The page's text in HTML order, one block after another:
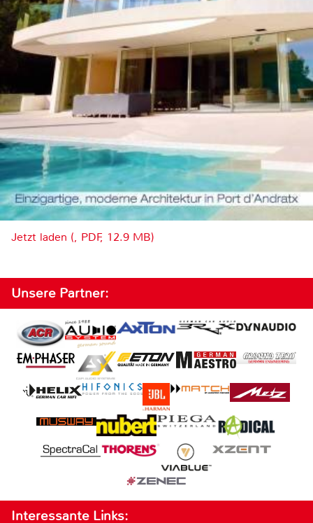
Jetzt laden (, PDF, 12.9 MB)
Unsere Partner:
Interessante Links: